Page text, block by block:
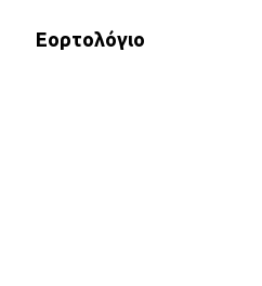
Εορτολόγιο